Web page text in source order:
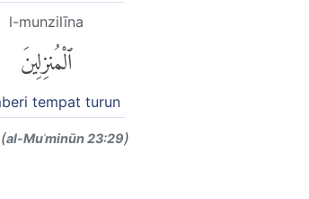
l-munzilīna
ٱلْمُنزِلِينَ
tempat turun
al-Muʾminūn 23:29)